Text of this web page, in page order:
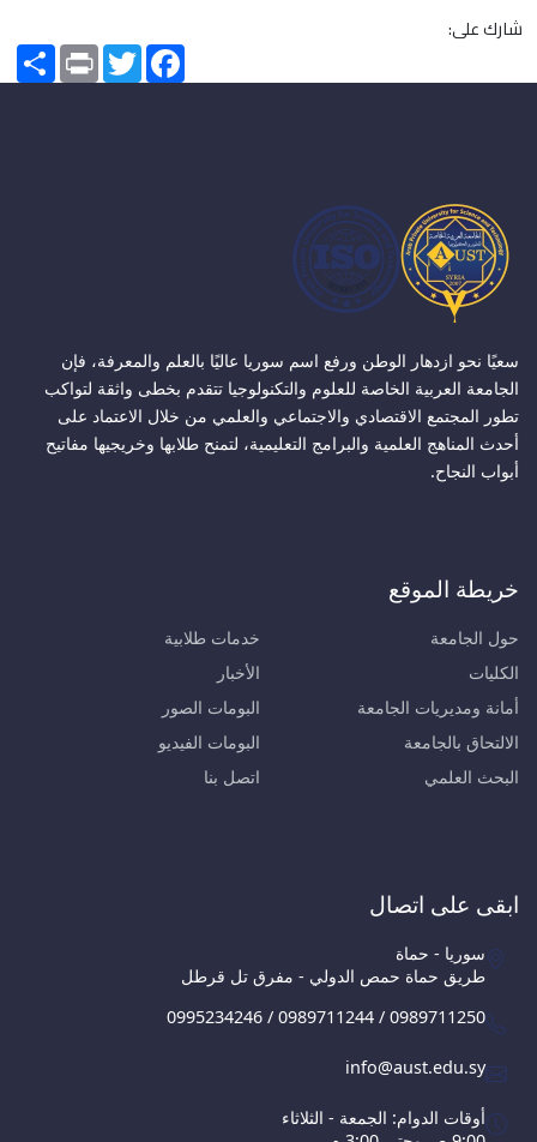
شارك على:
Share PrintTwitterFacebook
سعيًا نحو ازدهار الوطن ورفع اسم سوريا عاليًا بالعلم والمعرفة، فإن
الجامعة العربية الخاصة للعلوم والتكنولوجيا تتقدم بخطى واثقة لتواكب
تطور المجتمع الاقتصادي والاجتماعي والعلمي من خلال الاعتماد على
أحدث المناهج العلمية والبرامج التعليمية، لتمنح طلابها وخريجيها مفاتيح
أبواب النجاح.
خريطة الموقع
حول الجامعة
الكليات
أمانة ومديريات الجامعة
الالتحاق بالجامعة
البحث العلمي
خدمات طلابية
الأخبار
البومات الصور
البومات الفيديو
اتصل بنا
ابقى على اتصال
سوريا - حماة
طريق حماة حمص الدولي - مفرق تل قرطل
0995234246 / 0989711244 / 0989711250
info@aust.edu.sy
أوقات الدوام: الجمعة - الثلاثاء